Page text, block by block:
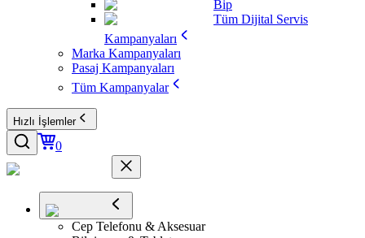
Bip
Tüm Dijital Servis
Kampanyaları
Marka Kampanyaları
Pasaj Kampanyaları
Tüm Kampanyalar
Hızlı İşlemler
0
Cep Telefonu & Aksesuar